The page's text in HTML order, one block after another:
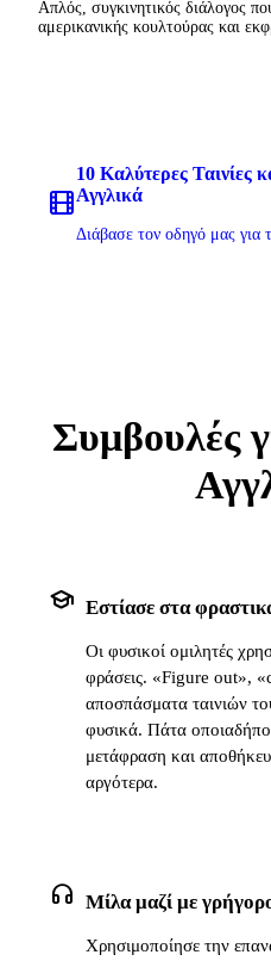
Απλός, συγκινητικός διάλογος
αμερικανικής κουλτούρας και
10 Καλύτερες Ταινίες
Αγγλικά
Διάβασε τον οδηγό μας για
Συμβουλές
school Εστίασε στα
Οι φυσικοί ομιλητές
φράσεις. «Figure out»,
αποσπάσματα ταινιών
φυσικά. Πάτα
μετάφραση και
αργότερα.
headphones Μίλα μαζί με
Χρησιμοποίησε την